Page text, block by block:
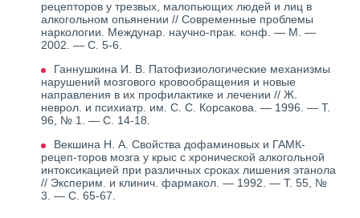
рецепторов у трезвых, малопьющих людей и лиц в
алкогольном опьянении // Современные проблемы
наркологии. Междунар. научно-прак. конф. — М. —
2002. — С. 5-6.
Ганнушкина И. В. Патофизиологические механизмы
нарушений мозгового кровообращения и новые
направления в их профилактике и лечении // Ж.
неврол. и психиатр. им. С. С. Корсакова. — 1996. — Т.
96, № 1. — С. 14-18.
Векшина Н. А. Свойства дофаминовых и ГАМК-
рецеп-торов мозга у крыс с хронической алкогольной
интоксикацией при различных сроках лишения этанола
// Эксперим. и клинич. фармакол. — 1992. — Т. 55, №
3. — С. 65-67.